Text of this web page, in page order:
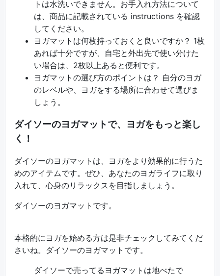
トは水洗いできません。お手入れ方法について
は、商品に記載されている instructions を確認
してください。
ヨガマットは何枚持っておくと良いですか？ 1枚
あれば十分ですが、自宅と外出先で使い分けた
い場合は、2枚以上あると便利です。
ヨガマットの選び方のポイントは？ 自分のヨガ
のレベルや、ヨガをする場所に合わせて選びま
しょう。
ダイソーのヨガマットで、ヨガをもっと楽し
く！
ダイソーのヨガマットは、ヨガをより効果的に行うた
めのアイテムです。ぜひ、あなたのヨガライフに取り
入れて、心身のリラックスを目指しましょう。
ダイソーのヨガマットです。
本格的にヨガを始める方は是非チェックしてみてくだ
さいね。ダイソーのヨガマットです。
ダイソーで売ってるヨガマットは地べたで